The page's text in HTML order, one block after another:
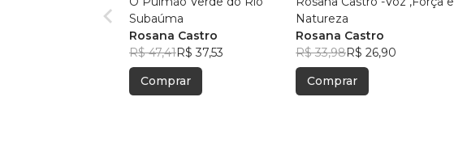
Subaúma
Rosana Castro
R$ 47,41R$ 37,53
Comprar
Natureza
Rosana Castro
R$ 33,98R$ 26,90
Comprar